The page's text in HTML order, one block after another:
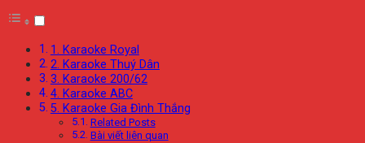
1. Karaoke Royal
2. Karaoke Thuý Dân
3. Karaoke 200/62
4. Karaoke ABC
5. Karaoke Gia Đình Thắng
Related Posts
Bài viết liên quan